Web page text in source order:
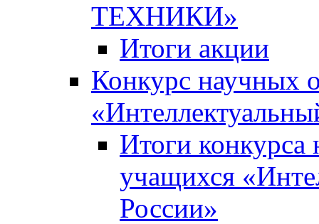
ТЕХНИКИ»
Итоги акции
Конкурс научных
Итоги
учащихся
России»